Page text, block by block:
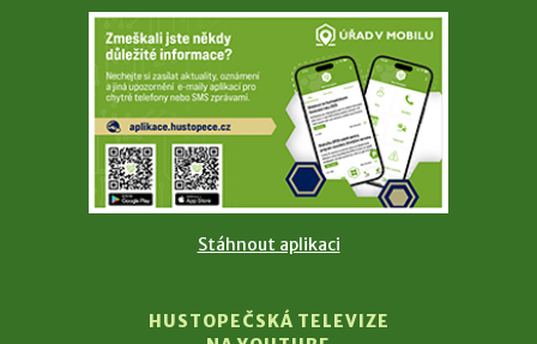
Stáhnout aplikaci
HUSTOPEČSKÁ TELEVIZE